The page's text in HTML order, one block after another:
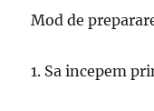
Mod de
1. Sa incepem